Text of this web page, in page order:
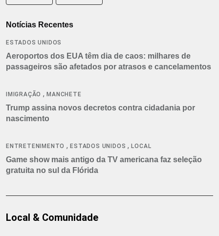
Notícias Recentes
ESTADOS UNIDOS
Aeroportos dos EUA têm dia de caos: milhares de
passageiros são afetados por atrasos e cancelamentos
IMIGRAÇÃO ,MANCHETE
Trump assina novos decretos contra cidadania por
nascimento
ENTRETENIMENTO ,ESTADOS UNIDOS ,LOCAL
Game show mais antigo da TV americana faz seleção
gratuita no sul da Flórida
Local & Comunidade